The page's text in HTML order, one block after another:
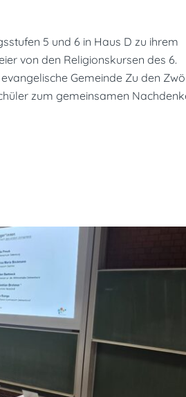
5 und 6 in Haus D zu ihrem
von den Religionskursen des 6.
Gemeinde Zu den
zum gemeinsamen